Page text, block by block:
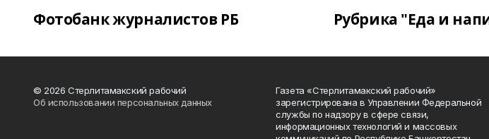
Фотобанк журналистов РБ Рубрика "Еда и
© 2026 Стерлитамакский рабочий
Об использовании персональных данных
Газета «Стерлитамакский рабочий»
зарегистрирована в Управлении Федеральной
службы по надзору в сфере связи,
информационных технологий и массовых